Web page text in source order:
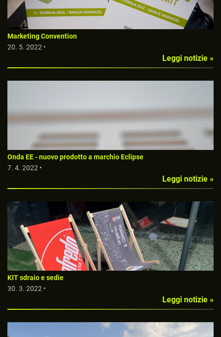
Marketing Convention
20. 5. 2022 •
Leggi notizie »
Onda EE - nuovo prodotto a marchio Eclipse
7. 4. 2022 •
Leggi notizie »
KIT sdraio e sedie
30. 3. 2022 •
Leggi notizie »